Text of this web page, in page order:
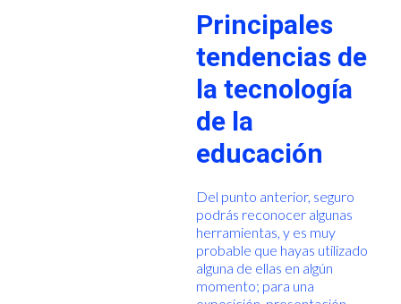
Principales
tendencias de
la tecnología
de la
educación
Del punto anterior, seguro
podrás reconocer algunas
herramientas, y es muy
probable que hayas utilizado
alguna de ellas en algún
momento; para una